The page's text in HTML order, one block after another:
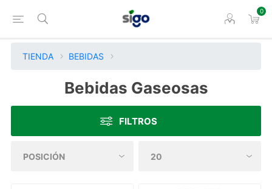
0
TIENDA BEBIDAS
Bebidas Gaseosas
FILTROS